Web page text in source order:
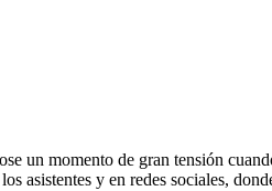
un momento de gran tensión
asistentes y en redes sociales,